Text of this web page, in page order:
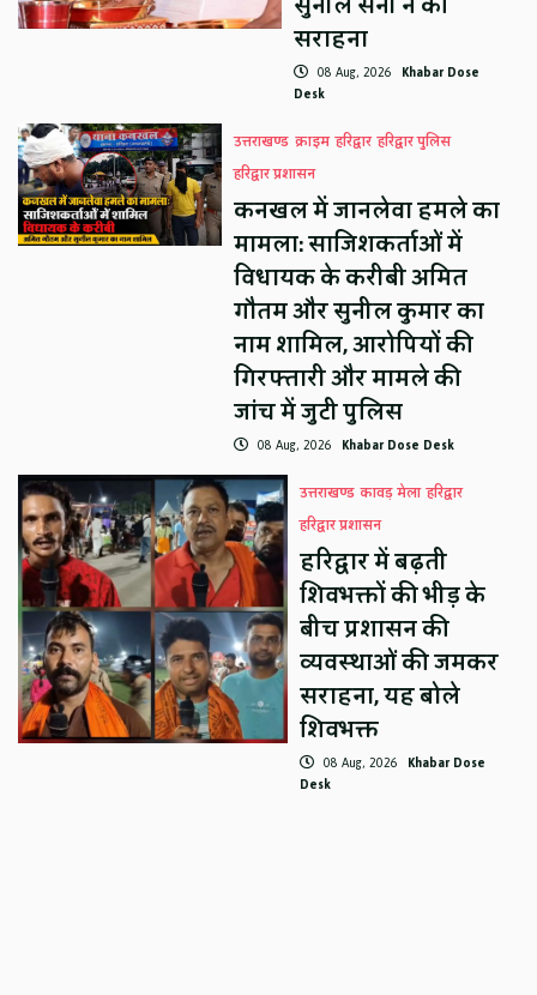
सराहना
08 Aug, 2026 Khabar Dose
Desk
उत्तराखण्ड क्राइम हरिद्वार हरिद्वार पुलिस
हरिद्वार प्रशासन
कनखल में जानलेवा हमले का
मामला: साजिशकर्ताओं में
विधायक के करीबी अमित
गौतम और सुनील कुमार का
नाम शामिल, आरोपियों की
गिरफ्तारी और मामले की
जांच में जुटी पुलिस
08 Aug, 2026 Khabar Dose Desk
उत्तराखण्ड कावड़ मेला हरिद्वार
हरिद्वार प्रशासन
हरिद्वार में बढ़ती
शिवभक्तों की भीड़ के
बीच प्रशासन की
व्यवस्थाओं की जमकर
सराहना, यह बोले
शिवभक्त
08 Aug, 2026 Khabar Dose
Desk